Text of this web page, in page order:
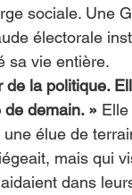
sociale. Une
électorale
sa vie entière.
de la politique.
demain. »
une élue de
mais qui
dans